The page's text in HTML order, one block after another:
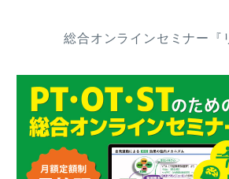
総合オンラインセミナー『